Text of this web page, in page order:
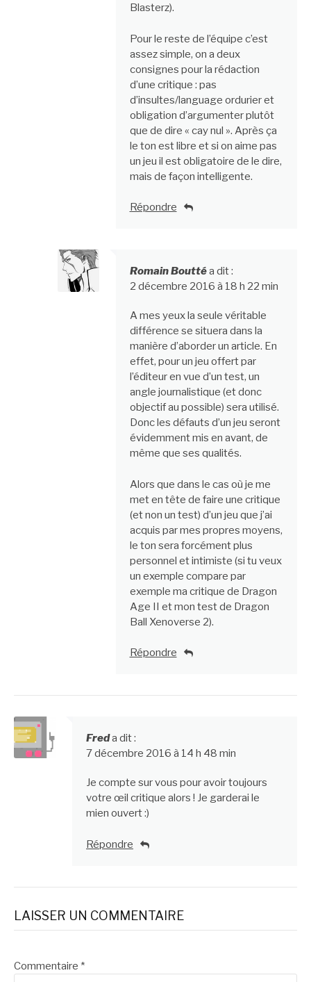
Blasterz).
Pour le reste de l’équipe c’est
assez simple, on a deux
consignes pour la rédaction
d’une critique : pas
d’insultes/language ordurier et
obligation d’argumenter plutôt
que de dire « cay nul ». Après ça
le ton est libre et si on aime pas
un jeu il est obligatoire de le dire,
mais de façon intelligente.
Répondre
Romain Bouttéa dit :
2 décembre 2016 à 18 h 22 min
A mes yeux la seule véritable
différence se situera dans la
manière d’aborder un article. En
effet, pour un jeu offert par
l’éditeur en vue d’un test, un
angle journalistique (et donc
objectif au possible) sera utilisé.
Donc les défauts d’un jeu seront
évidemment mis en avant, de
même que ses qualités.
Alors que dans le cas où je me
met en tête de faire une critique
(et non un test) d’un jeu que j’ai
acquis par mes propres moyens,
le ton sera forcément plus
personnel et intimiste (si tu veux
un exemple compare par
exemple ma critique de Dragon
Age II et mon test de Dragon
Ball Xenoverse 2).
Répondre
Freda dit :
7 décembre 2016 à 14 h 48 min
Je compte sur vous pour avoir toujours
votre œil critique alors ! Je garderai le
mien ouvert :)
Répondre
LAISSER UN COMMENTAIRE
Commentaire *